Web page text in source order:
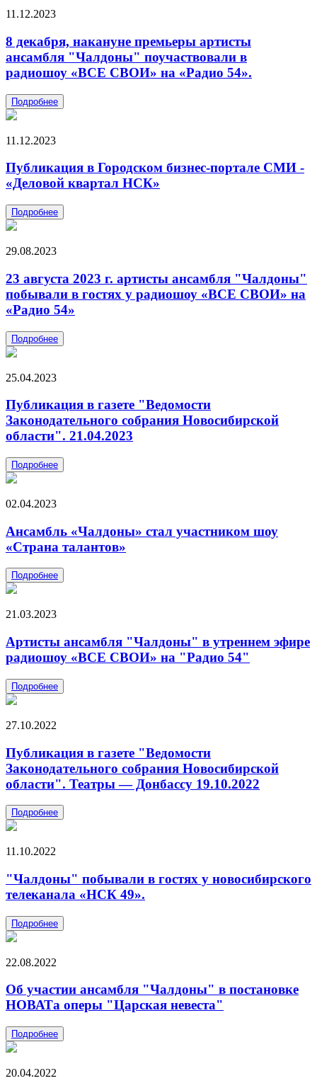
11.12.2023
8 декабря, накануне премьеры артисты
ансамбля "Чалдоны" поучаствовали в
радиошоу «ВСЕ СВОИ» на «Радио 54».
Подробнее
11.12.2023
Публикация в Городском бизнес-портале СМИ -
«Деловой квартал НСК»
Подробнее
29.08.2023
23 августа 2023 г. артисты ансамбля "Чалдоны"
побывали в гостях у радиошоу «ВСЕ СВОИ» на
«Радио 54»
Подробнее
25.04.2023
Публикация в газете "Ведомости
Законодательного собрания Новосибирской
области". 21.04.2023
Подробнее
02.04.2023
Ансамбль «Чалдоны» стал участником шоу
«Страна талантов»
Подробнее
21.03.2023
Артисты ансамбля "Чалдоны" в утреннем эфире
радиошоу «ВСЕ СВОИ» на "Радио 54"
Подробнее
27.10.2022
Публикация в газете "Ведомости
Законодательного собрания Новосибирской
области". Театры — Донбассу 19.10.2022
Подробнее
11.10.2022
"Чалдоны" побывали в гостях у новосибирского
телеканала «НСК 49».
Подробнее
22.08.2022
Об участии ансамбля "Чалдоны" в постановке
НОВАТа оперы "Царская невеста"
Подробнее
20.04.2022